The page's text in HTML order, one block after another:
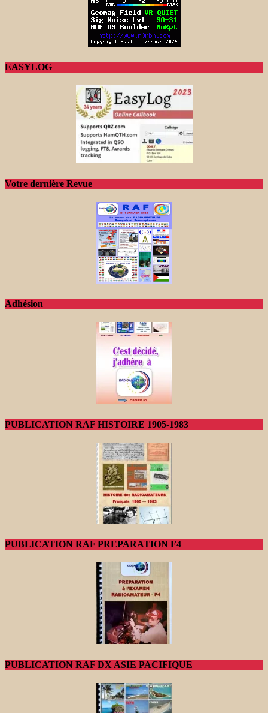
EASYLOG
Votre dernière Revue
Adhésion
PUBLICATION RAF HISTOIRE 1905-1983
PUBLICATION RAF PREPARATION F4
PUBLICATION RAF DX ASIE PACIFIQUE